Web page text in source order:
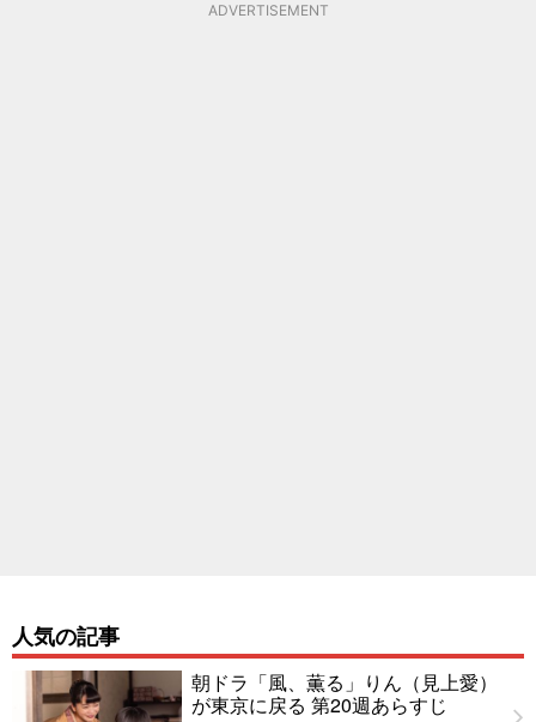
ADVERTISEMENT
人気の記事
朝ドラ「風、薫る」りん（見上愛）
が東京に戻る 第20週あらすじ